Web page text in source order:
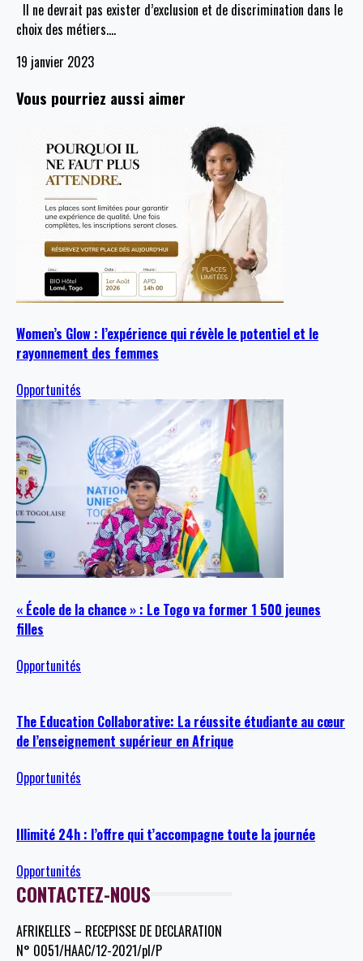
Il ne devrait pas exister d’exclusion et de discrimination dans le
choix des métiers.…
19 janvier 2023
Vous pourriez aussi aimer
Women’s Glow : l’expérience qui révèle le potentiel et le
rayonnement des femmes
Opportunités
« École de la chance » : Le Togo va former 1 500 jeunes
filles
Opportunités
The Education Collaborative: La réussite étudiante au cœur
de l’enseignement supérieur en Afrique
Opportunités
Illimité 24h : l’offre qui t’accompagne toute la journée
Opportunités
CONTACTEZ-NOUS
AFRIKELLES – RECEPISSE DE DECLARATION
N° 0051/HAAC/12-2021/pl/P